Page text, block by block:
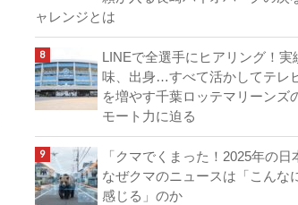
ャレンジとは
LINEで全選手にヒアリング！実
味、出身…すべて活かしてテレ
を増やす千葉ロッテマリーンズ
モート力に迫る
「クマでくまった！2025年の
なぜクマのニュースは「こんな
感じる」のか